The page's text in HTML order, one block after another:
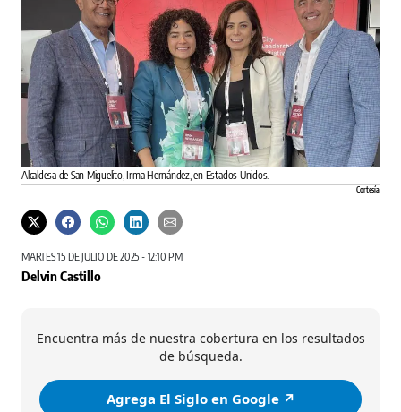
Alcaldesa de San Miguelito, Irma Hernández, en Estados Unidos.
Cortesía
MARTES 15 DE JULIO DE 2025 - 12:10 PM
Delvin Castillo
Encuentra más de nuestra cobertura en los resultados
de búsqueda.
Agrega El Siglo en Google ↗️